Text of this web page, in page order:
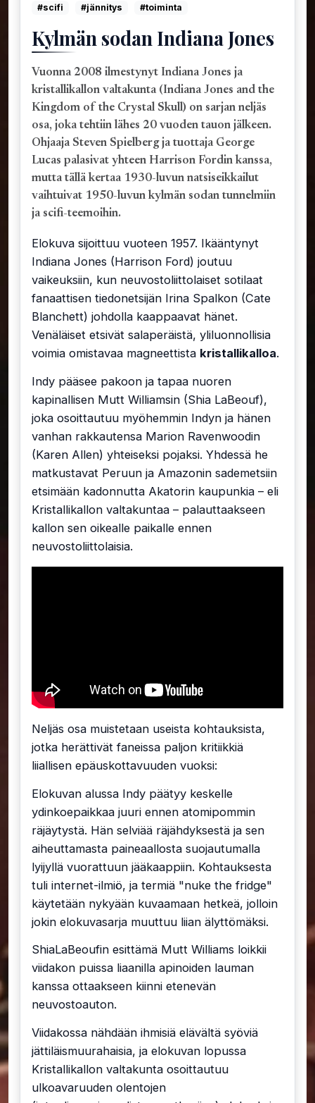
#scifi #jännitys #toiminta
Kylmän sodan Indiana Jones
Vuonna 2008 ilmestynyt Indiana Jones ja
kristallikallon valtakunta (Indiana Jones and the
Kingdom of the Crystal Skull) on sarjan neljäs
osa, joka tehtiin lähes 20 vuoden tauon jälkeen.
Ohjaaja Steven Spielberg ja tuottaja George
Lucas palasivat yhteen Harrison Fordin kanssa,
mutta tällä kertaa 1930-luvun natsiseikkailut
vaihtuivat 1950-luvun kylmän sodan tunnelmiin
ja scifi-teemoihin.
Elokuva sijoittuu vuoteen 1957. Ikääntynyt
Indiana Jones (Harrison Ford) joutuu
vaikeuksiin, kun neuvostoliittolaiset sotilaat
fanaattisen tiedonetsijän Irina Spalkon (Cate
Blanchett) johdolla kaappaavat hänet.
Venäläiset etsivät salaperäistä, yliluonnollisia
voimia omistavaa magneettista kristallikalloa.
Indy pääsee pakoon ja tapaa nuoren
kapinallisen Mutt Williamsin (Shia LaBeouf),
joka osoittautuu myöhemmin Indyn ja hänen
vanhan rakkautensa Marion Ravenwoodin
(Karen Allen) yhteiseksi pojaksi. Yhdessä he
matkustavat Peruun ja Amazonin sademetsiin
etsimään kadonnutta Akatorin kaupunkia – eli
Kristallikallon valtakuntaa – palauttaakseen
kallon sen oikealle paikalle ennen
neuvostoliittolaisia.
Neljäs osa muistetaan useista kohtauksista,
jotka herättivät faneissa paljon kritiikkiä
liiallisen epäuskottavuuden vuoksi:
Elokuvan alussa Indy päätyy keskelle
ydinkoepaikkaa juuri ennen atomipommin
räjäytystä. Hän selviää räjähdyksestä ja sen
aiheuttamasta paineaallosta suojautumalla
lyijyllä vuorattuun jääkaappiin. Kohtauksesta
tuli internet-ilmiö, ja termiä "nuke the fridge"
käytetään nykyään kuvaamaan hetkeä, jolloin
jokin elokuvasarja muuttuu liian älyttömäksi.
ShiaLaBeoufin esittämä Mutt Williams loikkii
viidakon puissa liaanilla apinoiden lauman
kanssa ottaakseen kiinni etenevän
neuvostoauton.
Viidakossa nähdään ihmisiä elävältä syöviä
jättiläismuurahaisia, ja elokuvan lopussa
Kristallikallon valtakunta osoittautuu
ulkoavaruuden olentojen